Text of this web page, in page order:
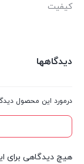
کیفیت
دیدگاهها
درمورد این محصول
هیچ دیدگاهی